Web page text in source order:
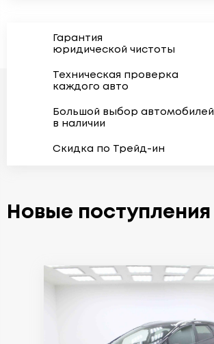
Гарантия
юридической чистоты
Техническая проверка
каждого авто
Большой выбор автомобилей
в наличии
Скидка по Трейд-ин
Новые поступления